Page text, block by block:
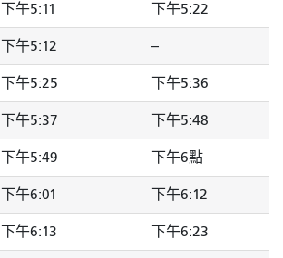
下午5:11 下午5:22
下午5:12 --
下午5:25 下午5:36
下午5:37 下午5:48
下午5:49 下午6點
下午6:01 下午6:12
下午6:13 下午6:23